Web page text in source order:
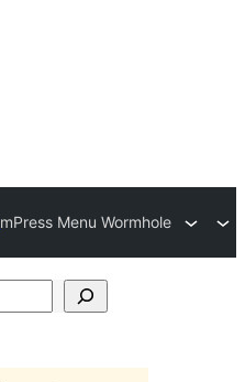
mPress Menu Wormhole